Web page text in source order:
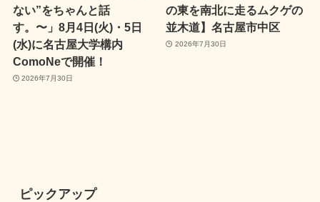
ない”をちゃんと話
す。〜」8月4日(火)・5日
(水)に名古屋大学構内
ComoNeで開催！
2026年7月30日
の東を南北に走るムクゲの
並木道】名古屋市中区
2026年7月30日
ピックアップ